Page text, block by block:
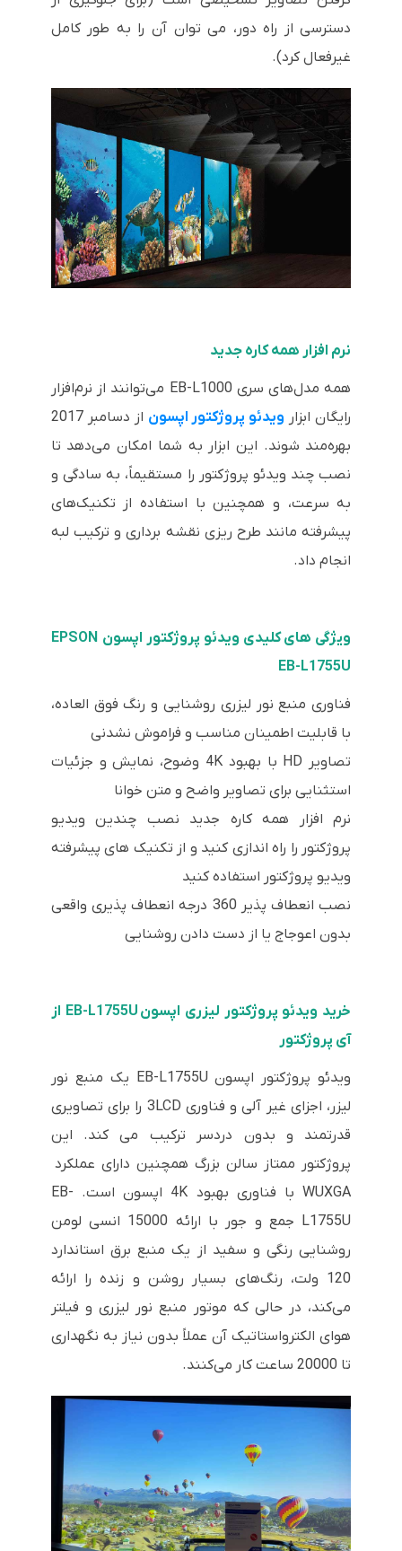
دسترسی از راه دور، می توان آن را به طور کامل
غیرفعال کرد).
نرم افزار همه کاره جدید
همه مدل‌های سری EB-L1000 می‌توانند از نرم‌افزار
رایگان ابزار ویدئو پروژکتور اپسون
از دسامبر 2017
بهره‌مند شوند. این ابزار به شما امکان می‌دهد تا
نصب چند ویدئو پروژکتور را مستقیماً، به سادگی و
به سرعت، و همچنین با استفاده از تکنیک‌های
پیشرفته مانند طرح ریزی نقشه برداری و ترکیب لبه
انجام داد.
ویژگی های کلیدی ویدئو پروژکتور اپسون EPSON
EB-L1755U
فناوری منبع نور لیزری روشنایی و رنگ فوق العاده،
با قابلیت اطمینان مناسب و فراموش نشدنی
تصاویر HD با بهبود 4K وضوح، نمایش و جزئیات
استثنایی برای تصاویر واضح و متن خوانا
نرم افزار همه کاره جدید نصب چندین ویدیو
پروژکتور را راه اندازی کنید و از تکنیک های پیشرفته
ویدیو پروژکتور استفاده کنید
نصب انعطاف پذیر 360 درجه انعطاف پذیری واقعی
بدون اعوجاج یا از دست دادن روشنایی
خرید ویدئو پروژکتور لیزری اپسون EB-L1755U از
آی پروژکتور
ویدئو پروژکتور اپسون EB-L1755U یک منبع نور
لیزر، اجزای غیر آلی و فناوری 3LCD را برای تصاویری
قدرتمند و بدون دردسر ترکیب می کند. این
پروژکتور ممتاز سالن بزرگ همچنین دارای عملکرد
WUXGA با فناوری بهبود 4K اپسون است. EB-
L1755U جمع و جور با ارائه 15000 انسی لومن
روشنایی رنگی و سفید از یک منبع برق استاندارد
120 ولت، رنگ‌های بسیار روشن و زنده را ارائه
می‌کند، در حالی که موتور منبع نور لیزری و فیلتر
هوای الکترواستاتیک آن عملاً بدون نیاز به نگهداری
تا 20000 ساعت کار می‌کنند.